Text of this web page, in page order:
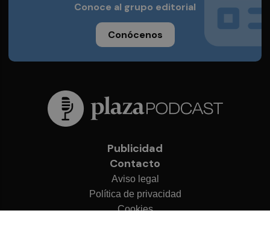
Conoce al grupo editorial
Conócenos
Publicidad
Contacto
Aviso legal
Política de privacidad
Cookies